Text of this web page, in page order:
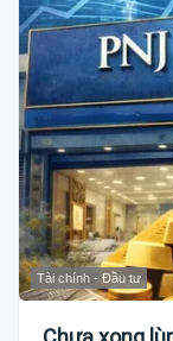
Tài chính - Đầu tư